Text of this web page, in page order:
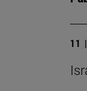
11